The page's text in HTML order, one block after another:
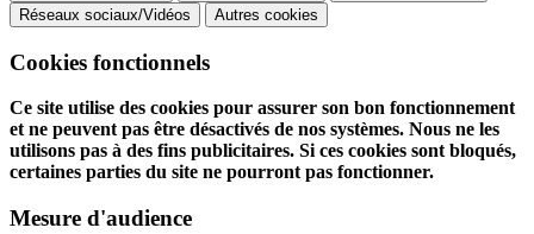
Réseaux sociaux/Vidéos
Autres cookies
Cookies fonctionnels
Ce site utilise des cookies pour assurer son bon fonctionnement
et ne peuvent pas être désactivés de nos systèmes. Nous ne les
utilisons pas à des fins publicitaires. Si ces cookies sont bloqués,
certaines parties du site ne pourront pas fonctionner.
Mesure d'audience